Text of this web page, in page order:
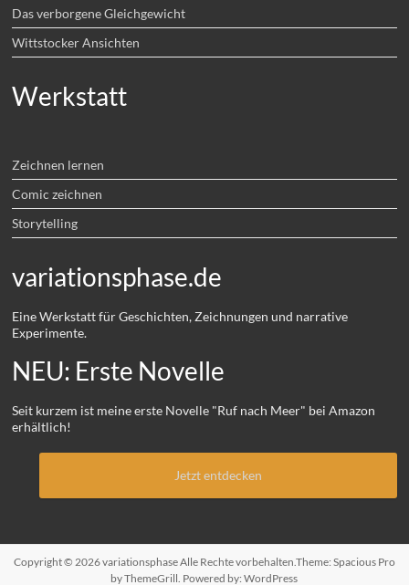
Das verborgene Gleichgewicht
Wittstocker Ansichten
Werkstatt
Zeichnen lernen
Comic zeichnen
Storytelling
variationsphase.de
Eine Werkstatt für Geschichten, Zeichnungen und narrative
Experimente.
NEU: Erste Novelle
Seit kurzem ist meine erste Novelle "Ruf nach Meer" bei Amazon
erhältlich!
Jetzt entdecken
Copyright © 2026variationsphaseAlle Rechte vorbehalten.Theme: Spacious Pro
by ThemeGrill. Powered by:WordPress